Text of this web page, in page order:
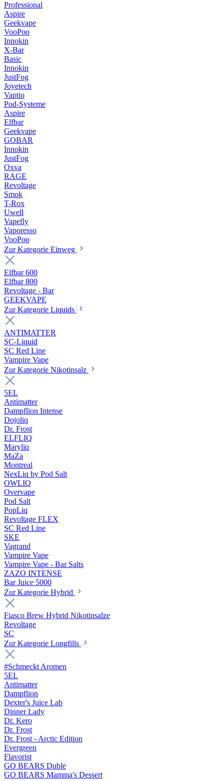
Professional
Aspire
Geekvape
VooPoo
Innokin
X-Bar
Basic
Innokin
JustFog
Joyetech
Vaptio
Pod-Systeme
Aspire
Elfbar
Geekvape
GOBAR
Innokin
JustFog
Oxva
RAGE
Revoltage
Smok
T-Rox
Uwell
Vapefly
Vaporesso
VooPoo
Zur Kategorie Einweg
Elfbar 600
Elfbar 800
Revoltage - Bar
GEEKVAPE
Zur Kategorie Liquids
ANTIMATTER
SC-Liquid
SC Red Line
Vampire Vape
Zur Kategorie Nikotinsalz
5EL
Antimatter
Dampflion Intense
Dojoliq
Dr. Frost
ELFLIQ
Maryliq
MaZa
Montreal
NexLiq by Pod Salt
OWLIQ
Overvape
Pod Salt
PopLiq
Revoltage FLEX
SC Red Line
SKE
Vagrand
Vampire Vape
Vampire Vape - Bar Salts
ZAZO INTENSE
Bar Juice 5000
Zur Kategorie Hybrid
Fiasco Brew Hybrid Nikotinsalze
Revoltage
SC
Zur Kategorie Longfills
#Schmeckt Aromen
5EL
Antimatter
Dampflion
Dexter's Juice Lab
Dinner Lady
Dr. Kero
Dr. Frost
Dr. Frost - Arctic Edition
Evergreen
Flavorist
GO BEARS Duble
GO BEARS Mamma's Dessert